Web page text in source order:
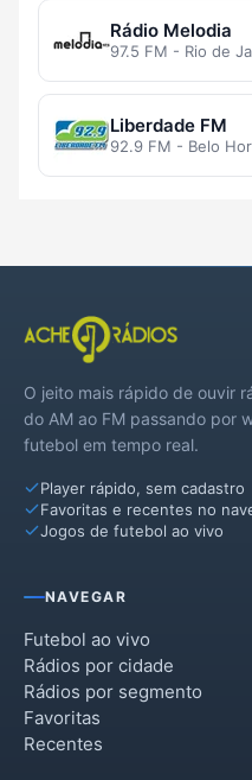
Rádio Melodia
97.5 FM - Rio de
Liberdade FM
92.9 FM - Belo
O jeito mais rápido de ouvir
do AM ao FM passando por
futebol em tempo real.
Player rápido, sem cadastro
Favoritas e recentes no
Jogos de futebol ao vivo
NAVEGAR
Futebol ao vivo
Rádios por cidade
Rádios por segmento
Favoritas
Recentes